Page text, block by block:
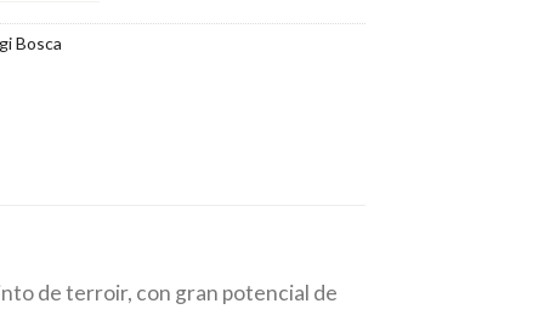
Bosca
de terroir, con gran potencial de